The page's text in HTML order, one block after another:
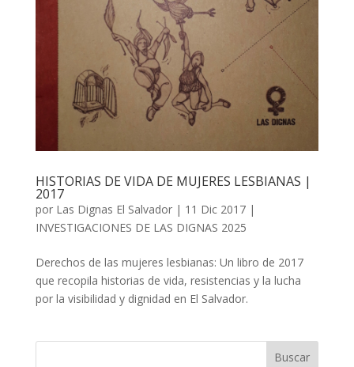
HISTORIAS DE VIDA DE MUJERES LESBIANAS |
2017
por Las Dignas El Salvador| 11 Dic 2017|
INVESTIGACIONES DE LAS DIGNAS 2025
Derechos de las mujeres lesbianas: Un libro de 2017
que recopila historias de vida, resistencias y la lucha
por la visibilidad y dignidad en El Salvador.